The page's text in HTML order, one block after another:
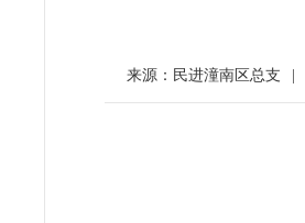
来源：民进潼南区总支